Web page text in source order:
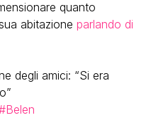
quanto
abitazione parlando di
degli amici: “Si era